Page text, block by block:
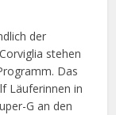
der
stehen
Das
Läuferinnen in
G an den